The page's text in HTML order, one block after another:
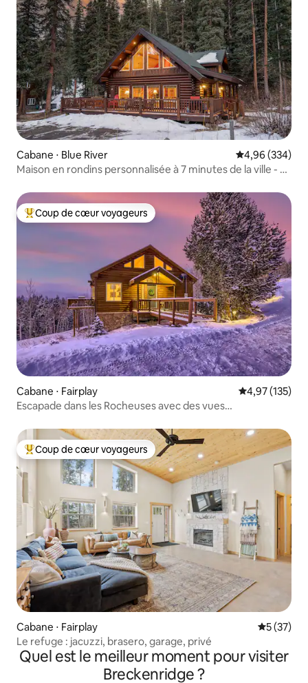
Cabane ⋅ Blue River Évaluation
4,96 (334)
Maison en rondins personnalisée à 7 minutes de la ville - 3
Coups de cœur voyageurs les plus appréciés
Coup de cœur voyageurs
Cabane ⋅ Fairplay Évaluation
4,97 (135)
Escapade dans les Rocheuses avec des vues
Coups de cœur voyageurs les plus appréciés
Coup de cœur voyageurs
Cabane ⋅ Fairplay
5 (37)
Le refuge : jacuzzi, brasero, garage, privé
Quel est le meilleur moment pour visiter
Breckenridge ?